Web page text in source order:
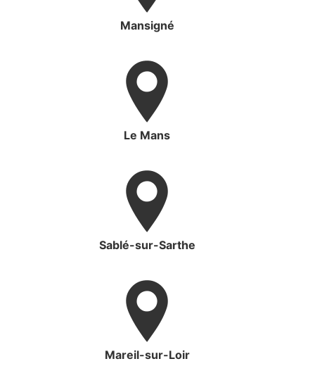
Mansigné
Le Mans
Sablé-sur-Sarthe
Mareil-sur-Loir